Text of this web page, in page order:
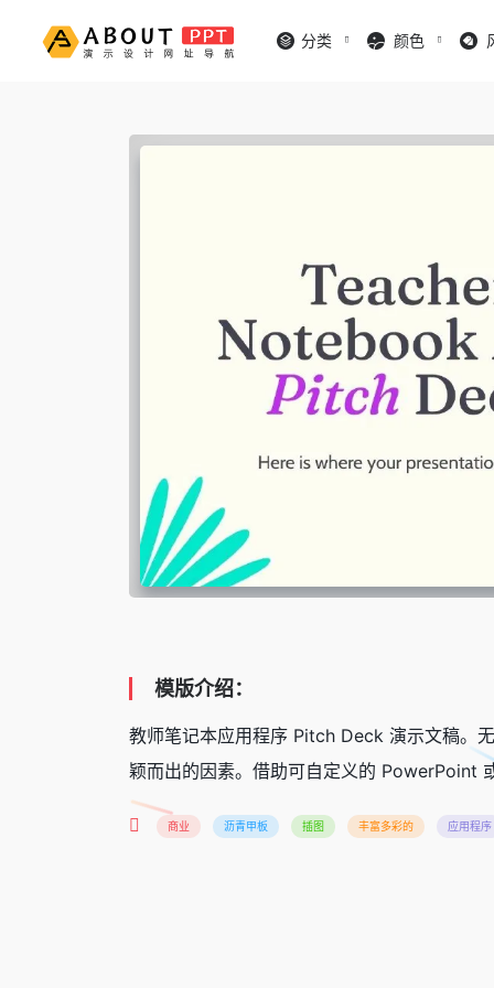
分类 颜色
模版介绍：
教师笔记本应用程序 Pitch Deck 演示文稿。
颖而出的因素。借助可自定义的 PowerPoint
商业 沥青甲板 插图 丰富多彩的 应用程序